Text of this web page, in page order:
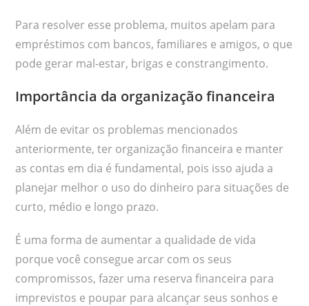
Para resolver esse problema, muitos apelam para
empréstimos com bancos, familiares e amigos, o que
pode gerar mal-estar, brigas e constrangimento.
Importância da organização financeira
Além de evitar os problemas mencionados
anteriormente, ter organização financeira e manter
as contas em dia é fundamental, pois isso ajuda a
planejar melhor o uso do dinheiro para situações de
curto, médio e longo prazo.
É uma forma de aumentar a qualidade de vida
porque você consegue arcar com os seus
compromissos, fazer uma reserva financeira para
imprevistos e poupar para alcançar seus sonhos e